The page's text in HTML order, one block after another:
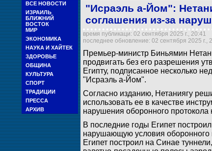
ВСЕ НОВОСТИ
ИЗРАИЛЬ
БЛИЖНИЙ
ВОСТОК
МИР
ЭКОНОМИКА
НАУКА И ХАЙТЕК
ЗДОРОВЬЕ
ОБЩИНА
КУЛЬТУРА
СПОРТ
ТРАДИЦИИ
ПРЕССА
АРХИВ
"Исраэль а-Йом":
соглашения из-за
время публикаци: 02 сентября 2025 г., 20:41
последнее обновление: 02 сентября 2025 г.,
Премьер-министр Биньямин
продвигать без его разрешения
Египту, подписанное несколько
"Исраэль а-Йом".
Согласно изданию, Нетаниягу
использовать ее в качестве
нарушения оборонного протокола
В последние годы Египет
нарушающую условия оборонного
Египет построил на Синае